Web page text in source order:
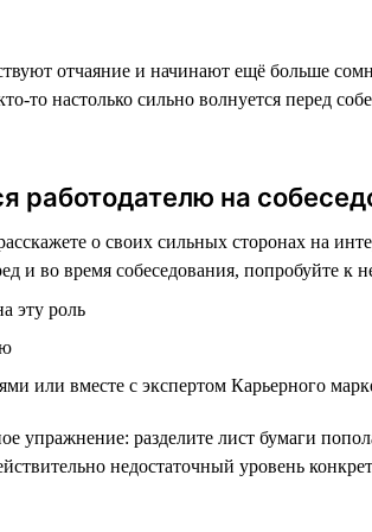
отчаяние и начинают ещё больше
то настолько сильно волнуется перед
работодателю на
о своих сильных сторонах на
и во время собеседования, попробуйте к
эту роль
или вместе с экспертом Карьерного
упражнение: разделите лист бумаги
недостаточный уровень